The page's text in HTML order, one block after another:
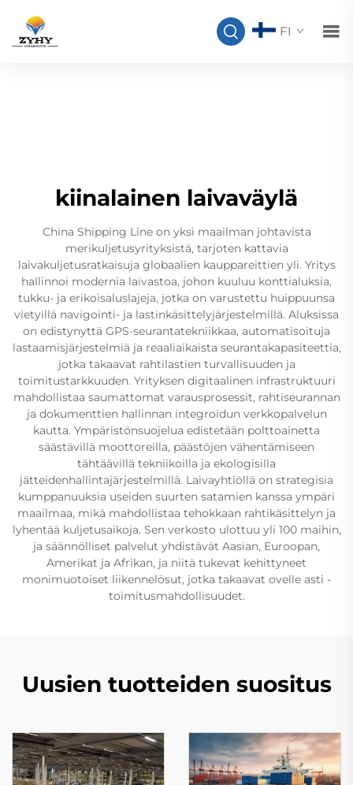
FI
kiinalainen laivaväylä
China Shipping Line on yksi maailman johtavista
merikuljetusyrityksistä, tarjoten kattavia
laivakuljetusratkaisuja globaalien kauppareittien yli. Yritys
hallinnoi modernia laivastoa, johon kuuluu konttialuksia,
tukku- ja erikoisaluslajeja, jotka on varustettu huippuunsa
vietyillä navigointi- ja lastinkäsittelyjärjestelmillä. Aluksissa
on edistynyttä GPS-seurantatekniikkaa, automatisoituja
lastaamisjärjestelmiä ja reaaliaikaista seurantakapasiteettia,
jotka takaavat rahtilastien turvallisuuden ja
toimitustarkkuuden. Yrityksen digitaalinen infrastruktuuri
mahdollistaa saumattomat varausprosessit, rahtiseurannan
ja dokumenttien hallinnan integroidun verkkopalvelun
kautta. Ympäristönsuojelua edistetään polttoainetta
säästävillä moottoreilla, päästöjen vähentämiseen
tähtäävillä tekniikoilla ja ekologisilla
jätteidenhallintajärjestelmillä. Laivayhtiöllä on strategisia
kumppanuuksia useiden suurten satamien kanssa ympäri
maailmaa, mikä mahdollistaa tehokkaan rahtikäsittelyn ja
lyhentää kuljetusaikoja. Sen verkosto ulottuu yli 100 maihin,
ja säännölliset palvelut yhdistävät Aasian, Euroopan,
Amerikat ja Afrikan, ja niitä tukevat kehittyneet
monimuotoiset liikennelösut, jotka takaavat ovelle asti -
toimitusmahdollisuudet.
Uusien tuotteiden suositus